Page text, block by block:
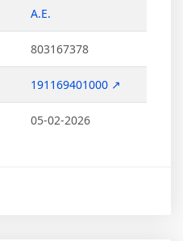
Α.Ε.
803167378
191169401000 ↗
05-02-2026